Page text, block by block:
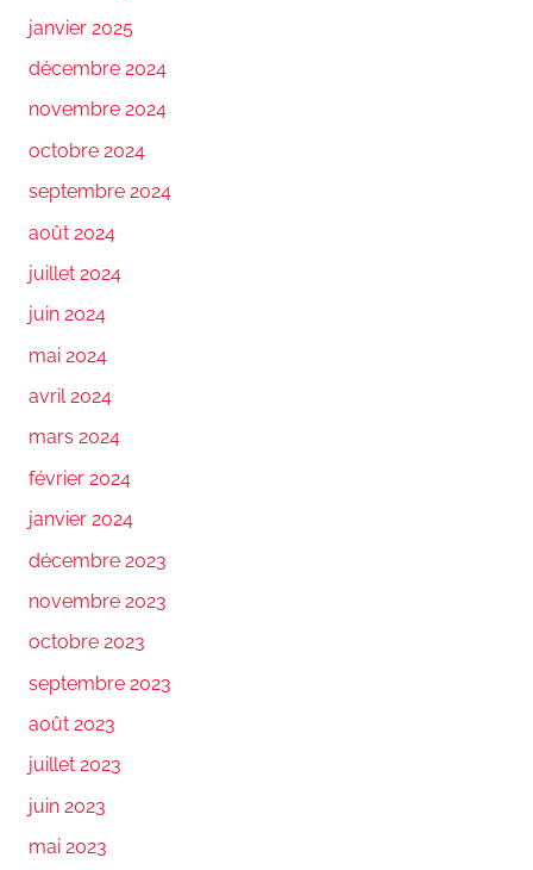
janvier 2025
décembre 2024
novembre 2024
octobre 2024
septembre 2024
août 2024
juillet 2024
juin 2024
mai 2024
avril 2024
mars 2024
février 2024
janvier 2024
décembre 2023
novembre 2023
octobre 2023
septembre 2023
août 2023
juillet 2023
juin 2023
mai 2023